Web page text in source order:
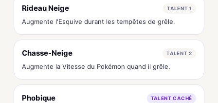
Rideau Neige TALENT 1
Augmente l'Esquive durant les tempêtes de grêle.
Chasse-Neige TALENT 2
Augmente la Vitesse du Pokémon quand il grêle.
Phobique TALENT CACHÉ